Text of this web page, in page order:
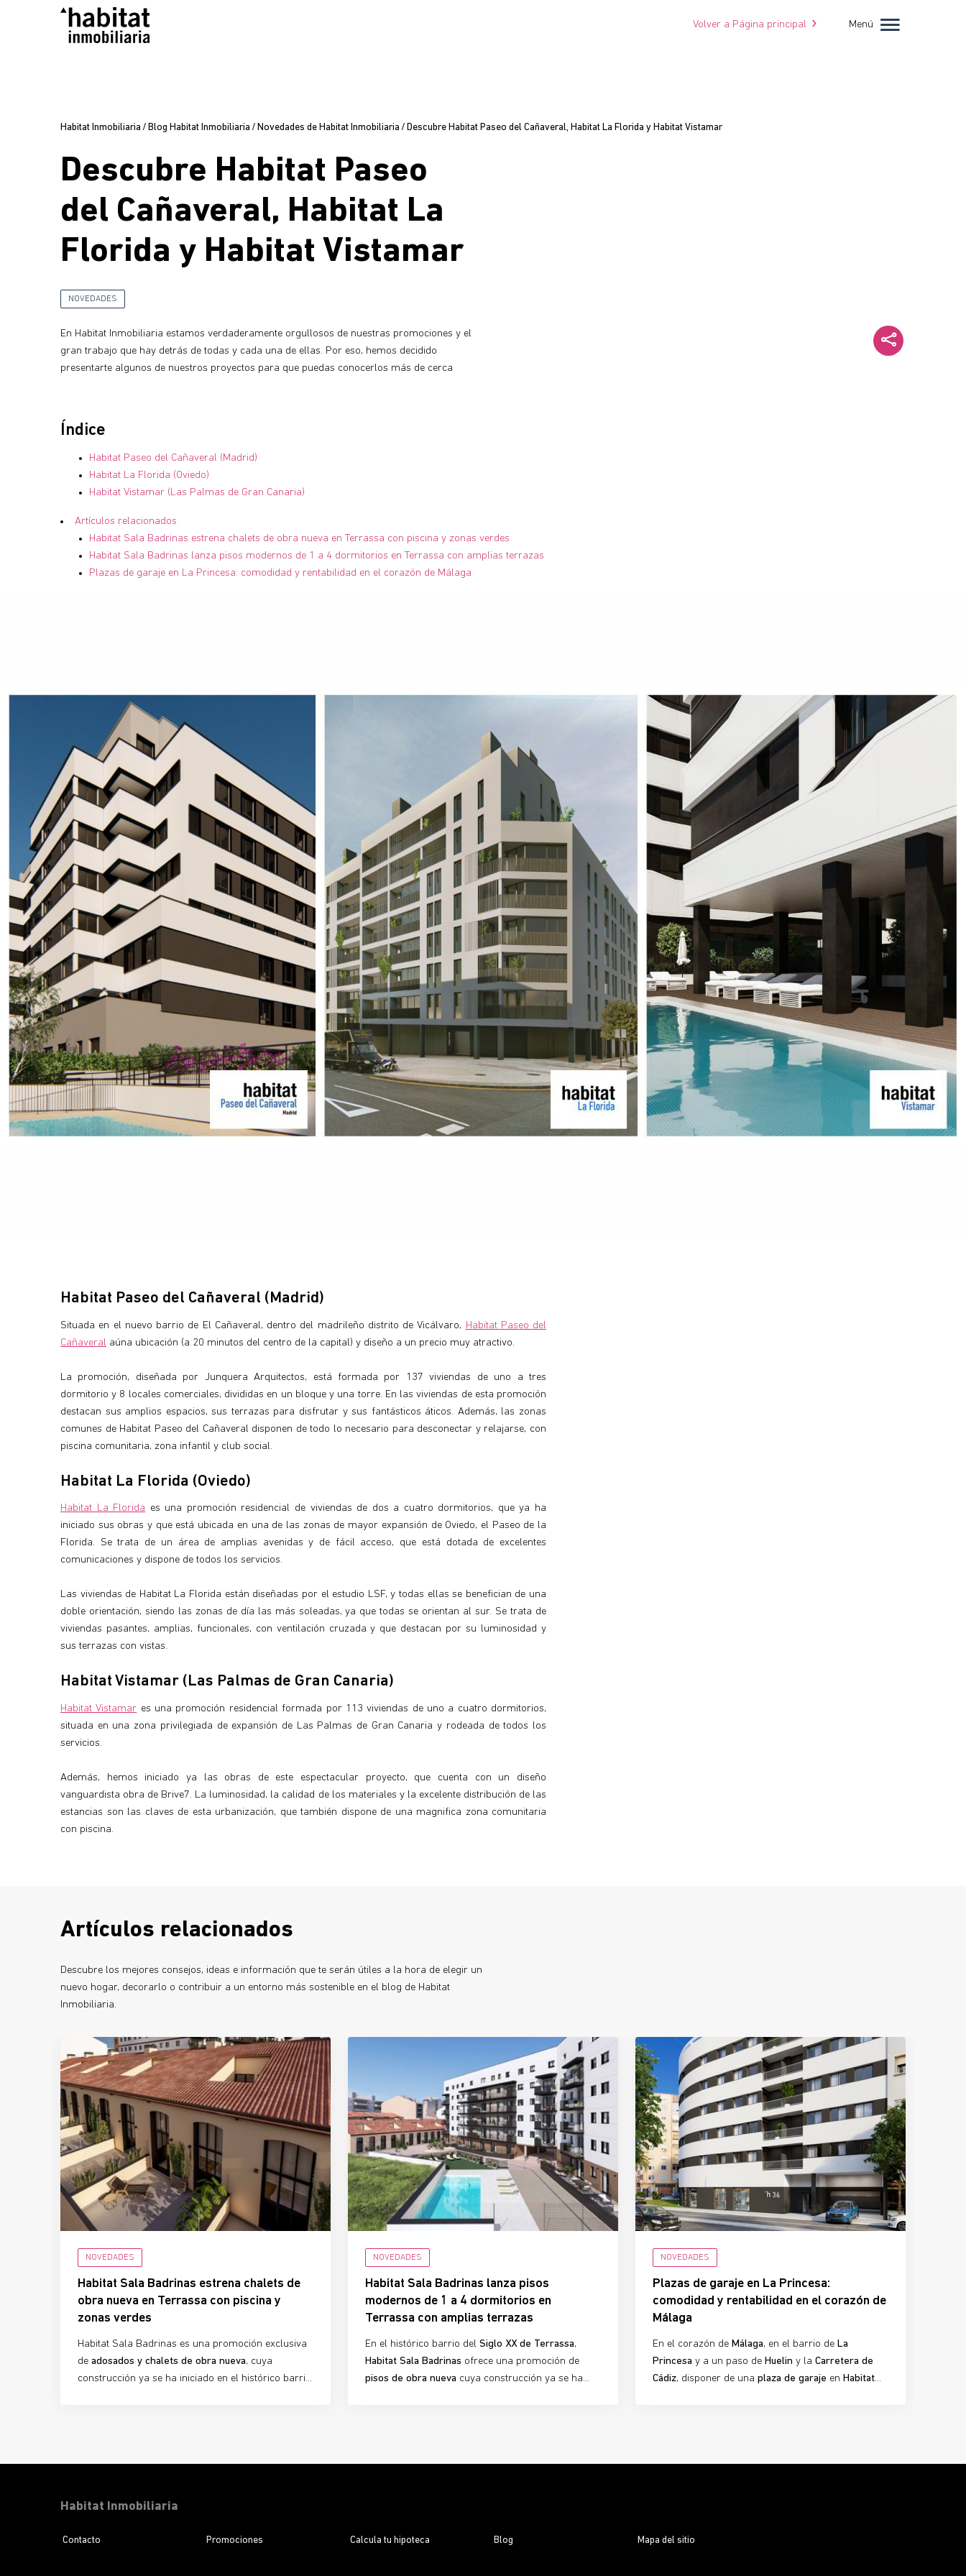
Volver a Página principal Menú
Habitat Inmobiliaria / Blog Habitat Inmobiliaria / Novedades de Habitat Inmobiliaria / Descubre Habitat Paseo del Cañaveral, Habitat La Florida y Habitat Vistamar
Descubre Habitat Paseo
del Cañaveral, Habitat La
Florida y Habitat Vistamar
NOVEDADES
En Habitat Inmobiliaria estamos verdaderamente orgullosos de nuestras promociones y el
gran trabajo que hay detrás de todas y cada una de ellas. Por eso, hemos decidido
presentarte algunos de nuestros proyectos para que puedas conocerlos más de cerca
Índice
Habitat Paseo del Cañaveral (Madrid)
Habitat La Florida (Oviedo)
Habitat Vistamar (Las Palmas de Gran Canaria)
Artículos relacionados
Habitat Sala Badrinas estrena chalets de obra nueva en Terrassa con piscina y zonas verdes
Habitat Sala Badrinas lanza pisos modernos de 1 a 4 dormitorios en Terrassa con amplias terrazas
Plazas de garaje en La Princesa: comodidad y rentabilidad en el corazón de Málaga
Habitat Paseo del Cañaveral (Madrid)
Situada en el nuevo barrio de El Cañaveral, dentro del madrileño distrito de Vicálvaro, Habitat Paseo del
Cañaveral aúna ubicación (a 20 minutos del centro de la capital) y diseño a un precio muy atractivo.
La promoción, diseñada por Junquera Arquitectos, está formada por 137 viviendas de uno a tres
dormitorio y 8 locales comerciales, divididas en un bloque y una torre. En las viviendas de esta promoción
destacan sus amplios espacios, sus terrazas para disfrutar y sus fantásticos áticos. Además, las zonas
comunes de Habitat Paseo del Cañaveral disponen de todo lo necesario para desconectar y relajarse, con
piscina comunitaria, zona infantil y club social.
Habitat La Florida (Oviedo)
Habitat La Florida es una promoción residencial de viviendas de dos a cuatro dormitorios, que ya ha
iniciado sus obras y que está ubicada en una de las zonas de mayor expansión de Oviedo, el Paseo de la
Florida. Se trata de un área de amplias avenidas y de fácil acceso, que está dotada de excelentes
comunicaciones y dispone de todos los servicios.
Las viviendas de Habitat La Florida están diseñadas por el estudio LSF, y todas ellas se benefician de una
doble orientación, siendo las zonas de día las más soleadas, ya que todas se orientan al sur. Se trata de
viviendas pasantes, amplias, funcionales, con ventilación cruzada y que destacan por su luminosidad y
sus terrazas con vistas.
Habitat Vistamar (Las Palmas de Gran Canaria)
Habitat Vistamar es una promoción residencial formada por 113 viviendas de uno a cuatro dormitorios,
situada en una zona privilegiada de expansión de Las Palmas de Gran Canaria y rodeada de todos los
servicios.
Además, hemos iniciado ya las obras de este espectacular proyecto, que cuenta con un diseño
vanguardista obra de Brive7. La luminosidad, la calidad de los materiales y la excelente distribución de las
estancias son las claves de esta urbanización, que también dispone de una magnifica zona comunitaria
con piscina.
Artículos relacionados
Descubre los mejores consejos, ideas e información que te serán útiles a la hora de elegir un
nuevo hogar, decorarlo o contribuir a un entorno más sostenible en el blog de Habitat
Inmobiliaria.
NOVEDADES
Habitat Sala Badrinas estrena chalets de
obra nueva en Terrassa con piscina y
zonas verdes
Habitat Sala Badrinas es una promoción exclusiva
de adosados y chalets de obra nueva, cuya
construcción ya se ha iniciado en el histórico barrio
proyecto ya es unarealidad tangiblepara futuros
NOVEDADES
Habitat Sala Badrinas lanza pisos
modernos de 1 a 4 dormitorios en
Terrassa con amplias terrazas
En el histórico barrio del Siglo XX de Terrassa,
Habitat Sala Badrinas ofrece una promoción de
pisos de obra nueva cuya construcción ya se ha
realidad, y los futuros propietarios pueden empezar
NOVEDADES
Plazas de garaje en La Princesa:
comodidad y rentabilidad en el corazón de
Málaga
En el corazón de Málaga, en el barrio de La
Princesa y a un paso de Huelin y la Carretera de
Cádiz, disponer de una plaza de garaje en Habitat
demanda y escasez de aparcamiento, donde vivir
Habitat Inmobiliaria
Contacto Promociones Calcula tu hipoteca Blog Mapa del sitio